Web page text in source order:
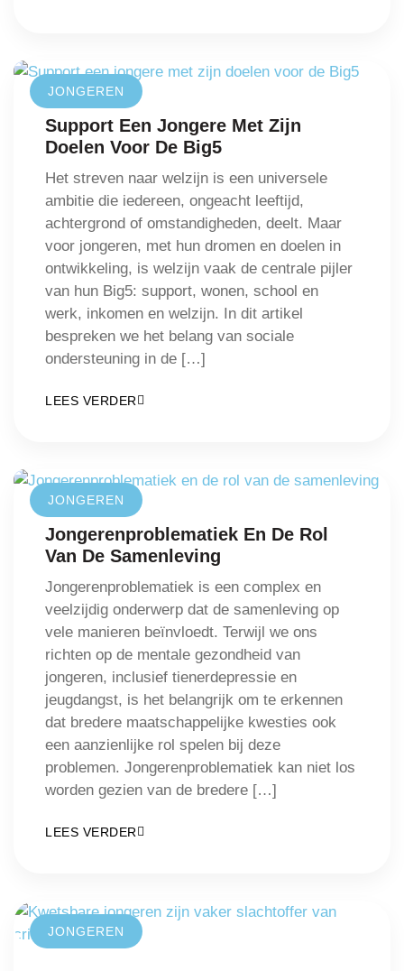
JONGEREN
Support Een Jongere Met Zijn
Doelen Voor De Big5
Het streven naar welzijn is een universele
ambitie die iedereen, ongeacht leeftijd,
achtergrond of omstandigheden, deelt. Maar
voor jongeren, met hun dromen en doelen in
ontwikkeling, is welzijn vaak de centrale pijler
van hun Big5: support, wonen, school en
werk, inkomen en welzijn. In dit artikel
bespreken we het belang van sociale
ondersteuning in de […]
LEES VERDER
JONGEREN
Jongerenproblematiek En De Rol
Van De Samenleving
Jongerenproblematiek is een complex en
veelzijdig onderwerp dat de samenleving op
vele manieren beïnvloedt. Terwijl we ons
richten op de mentale gezondheid van
jongeren, inclusief tienerdepressie en
jeugdangst, is het belangrijk om te erkennen
dat bredere maatschappelijke kwesties ook
een aanzienlijke rol spelen bij deze
problemen. Jongerenproblematiek kan niet los
worden gezien van de bredere […]
LEES VERDER
JONGEREN